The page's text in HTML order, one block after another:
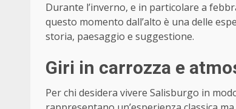
Durante l’inverno, e in particolare a
questo momento dall’alto è una delle
storia, paesaggio e suggestione.
Giri in carrozza e
Per chi desidera vivere Salisburgo in